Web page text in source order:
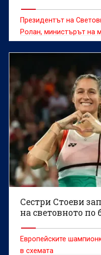
Президентът на
Ролан, министърът на
Керязов и
олимпийски комитет
Световното
ще се проведе в
Сестри Стоеви
на световното
Европейските
в схемата